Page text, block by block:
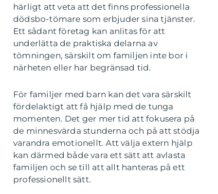
härligt att veta att det finns professionella
dödsbo-tömare som erbjuder sina tjänster.
Ett sådant företag kan anlitas för att
underlätta de praktiska delarna av
tömningen, särskilt om familjen inte bor i
närheten eller har begränsad tid.
För familjer med barn kan det vara särskilt
fördelaktigt att få hjälp med de tunga
momenten. Det ger mer tid att fokusera på
de minnesvärda stunderna och på att stödja
varandra emotionellt. Att välja extern hjälp
kan därmed både vara ett sätt att avlasta
familjen och se till att allt hanteras på ett
professionellt sätt.